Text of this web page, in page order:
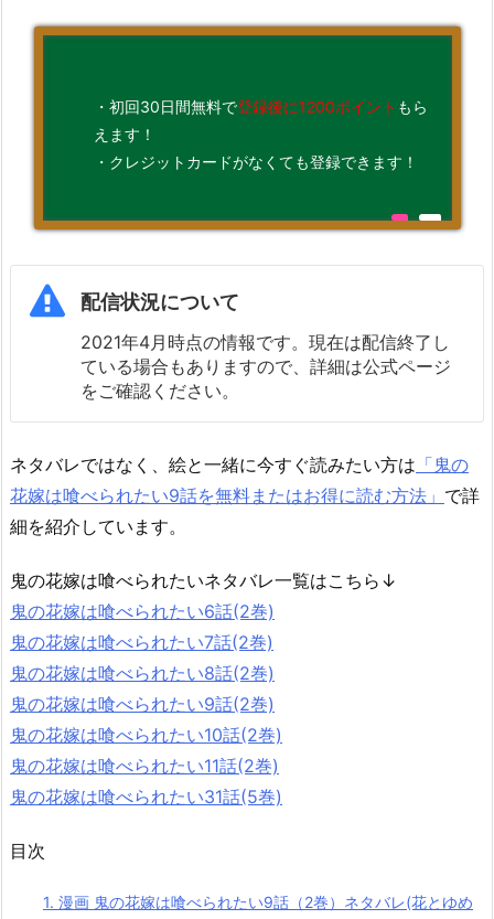
・初回30日間無料で登録後に1200ポイント もら
えます！
・クレジットカードがなくても登録できます！
配信状況について
2021年4月時点の情報です。現在は配信終了し
ている場合もありますので、詳細は公式ページ
をご確認ください。
ネタバレではなく、絵と一緒に今すぐ読みたい方は 「鬼の
花嫁は喰べられたい9話を無料またはお得に読む方法」 で詳
細を紹介しています。
鬼の花嫁は喰べられたいネタバレ一覧はこちら↓
鬼の花嫁は喰べられたい6話(2巻)
鬼の花嫁は喰べられたい7話(2巻)
鬼の花嫁は喰べられたい8話(2巻)
鬼の花嫁は喰べられたい9話(2巻)
鬼の花嫁は喰べられたい10話(2巻)
鬼の花嫁は喰べられたい11話(2巻)
鬼の花嫁は喰べられたい31話(5巻)
目次
1. 漫画 鬼の花嫁は喰べられたい9話（2巻）ネタバレ(花とゆめ